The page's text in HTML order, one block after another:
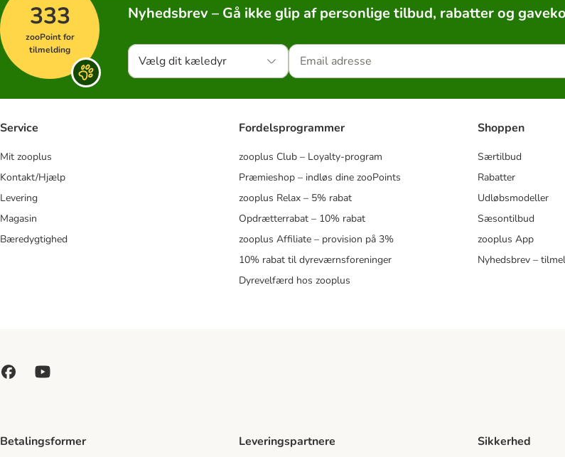
333
zooPoint for
tilmelding
Nyhedsbrev – Gå ikke glip af personlige tilbud, rabatter og
Vælg dit kæledyr
Service
Mit zooplus
Kontakt/Hjælp
Levering
Magasin
Bæredygtighed
Fordelsprogrammer
zooplus Club – Loyalty-program
Præmieshop – indløs dine zooPoints
zooplus Relax – 5% rabat
Opdrætterrabat – 10% rabat
zooplus Affiliate – provision på 3%
10% rabat til dyreværnsforeninger
Dyrevelfærd hos zooplus
Shoppen
Særtilbud
Rabatter
Udløbsmodeller
Sæsontilbud
zooplus App
Nyhedsbrev –
Betalingsformer Leveringspartnere Sikkerhed